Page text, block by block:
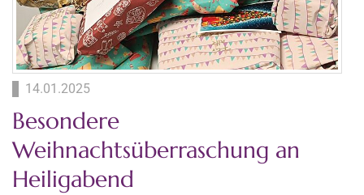
14.01.2025
Besondere
Weihnachtsüberraschung an
Heiligabend